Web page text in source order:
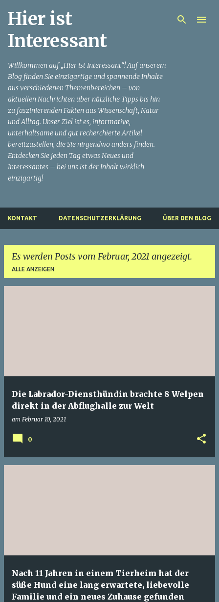
Direkt zum Hauptbereich
Hier ist
Interessant
Willkommen auf „Hier ist Interessant“! Auf unserem
Blog finden Sie einzigartige und spannende Inhalte
aus verschiedenen Themenbereichen – von
aktuellen Nachrichten über nützliche Tipps bis hin
zu faszinierenden Fakten aus Wissenschaft, Natur
und Alltag. Unser Ziel ist es, informative,
unterhaltsame und gut recherchierte Artikel
bereitzustellen, die Sie nirgendwo anders finden.
Entdecken Sie jeden Tag etwas Neues und
Interessantes – bei uns ist der Inhalt wirklich
einzigartig!
KONTAKT DATENSCHUTZERKLÄRUNG ÜBER DEN BLOG
Es werden Posts vom Februar, 2021 angezeigt.
ALLE ANZEIGEN
Die Labrador-Diensthündin brachte 8 Welpen
direkt in der Abflughalle zur Welt
am Februar 10, 2021
0
Nach 11 Jahren in einem Tierheim hat der
süße Hund eine lang erwartete, liebevolle
Familie und ein neues Zuhause gefunden